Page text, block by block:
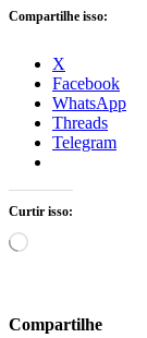
Compartilhe isso:
X
Facebook
WhatsApp
Threads
Telegram
Curtir isso:
Carregando...
Compartilhe